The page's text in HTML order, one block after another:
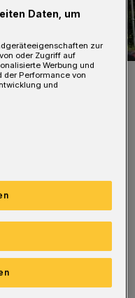
Augustinusstift.
getestet, die
um die interne
und die positiv
zu
ist, führen wir
Daten, um
zur
oder Zugriff auf
Werbung und
der Performance von
und